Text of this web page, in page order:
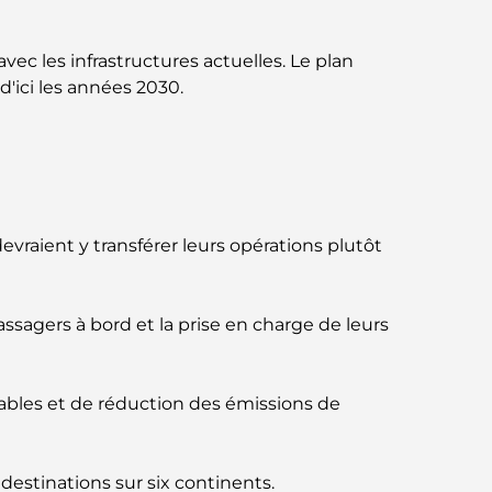
Maisons conformes au Vastu : Guide
pratique pour créer équilibre et harmonie
déménagement à Dubaï : un guide complet
comparaison claire pour les acheteurs
Découvrez Moon Island Dubai : votre guide
À la découverte des sites historiques de
les infrastructures actuelles. Le plan
les années 2030.
y transférer leurs opérations plutôt
à bord et la prise en charge de leurs
et de réduction des émissions de
sur six continents.